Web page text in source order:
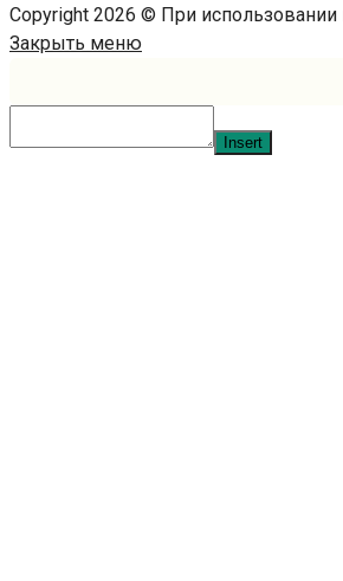
Copyright 2026 © При
Закрыть меню
Insert